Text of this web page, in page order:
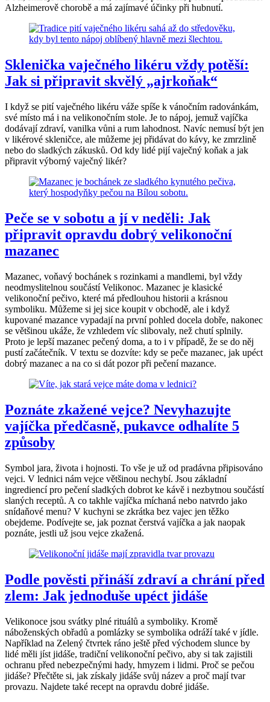
Alzheimerově chorobě a má zajímavé účinky při hubnutí.
Sklenička vaječného likéru vždy potěší:
Jak si připravit skvělý „ajrkoňak“
I když se pití vaječného likéru váže spíše k vánočním radovánkám,
své místo má i na velikonočním stole. Je to nápoj, jemuž vajíčka
dodávají zdraví, vanilka vůni a rum lahodnost. Navíc nemusí být jen
v likérové skleničce, ale můžeme jej přidávat do kávy, ke zmrzlině
nebo do sladkých zákusků. Od kdy lidé pijí vaječný koňak a jak
připravit výborný vaječný likér?
Peče se v sobotu a jí v neděli: Jak
připravit opravdu dobrý velikonoční
mazanec
Mazanec, voňavý bochánek s rozinkami a mandlemi, byl vždy
neodmyslitelnou součástí Velikonoc. Mazanec je klasické
velikonoční pečivo, které má předlouhou historii a krásnou
symboliku. Můžeme si jej sice koupit v obchodě, ale i když
kupované mazance vypadají na první pohled docela dobře, nakonec
se většinou ukáže, že vzhledem víc slibovaly, než chutí splnily.
Proto je lepší mazanec pečený doma, a to i v případě, že se do něj
pustí začátečník. V textu se dozvíte: kdy se peče mazanec, jak upéct
dobrý mazanec a na co si dát pozor při pečení mazance.
Poznáte zkažené vejce? Nevyhazujte
vajíčka předčasně, pukavce odhalíte 5
způsoby
Symbol jara, života i hojnosti. To vše je už od pradávna připisováno
vejci. V lednici nám vejce většinou nechybí. Jsou základní
ingrediencí pro pečení sladkých dobrot ke kávě i nezbytnou součástí
slaných receptů. A co takhle vajíčka míchaná nebo natvrdo jako
snídaňové menu? V kuchyni se zkrátka bez vajec jen těžko
obejdeme. Podívejte se, jak poznat čerstvá vajíčka a jak naopak
poznáte, jestli už jsou vejce zkažená.
Podle pověsti přináší zdraví a chrání před
zlem: Jak jednoduše upéct jidáše
Velikonoce jsou svátky plné rituálů a symboliky. Kromě
náboženských obřadů a pomlázky se symbolika odráží také v jídle.
Například na Zelený čtvrtek ráno ještě před východem slunce by
lidé měli jíst jidáše, tradiční velikonoční pečivo, aby si tak zajistili
ochranu před nebezpečnými hady, hmyzem i lidmi. Proč se pečou
jidáše? Přečtěte si, jak získaly jidáše svůj název a proč mají tvar
provazu. Najdete také recept na opravdu dobré jidáše.